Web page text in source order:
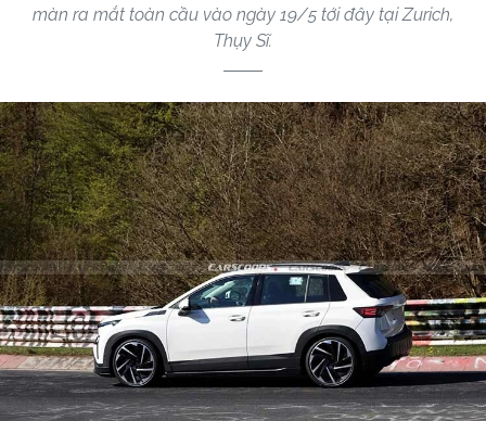
màn ra mắt toàn cầu vào ngày 19/5 tới đây tại Zurich,
Thụy Sĩ.